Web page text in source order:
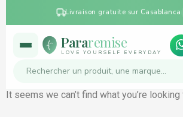
Livraison gratuite sur Casablanca
Pararemise
LOVE YOURSELF EVERYDAY
It seems we can’t find what you’re looking